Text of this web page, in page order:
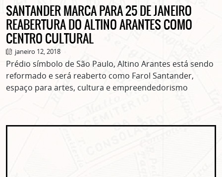
SANTANDER MARCA PARA 25 DE JANEIRO
REABERTURA DO ALTINO ARANTES COMO
CENTRO CULTURAL
janeiro 12, 2018
Prédio símbolo de São Paulo, Altino Arantes está sendo
reformado e será reaberto como Farol Santander,
espaço para artes, cultura e empreendedorismo